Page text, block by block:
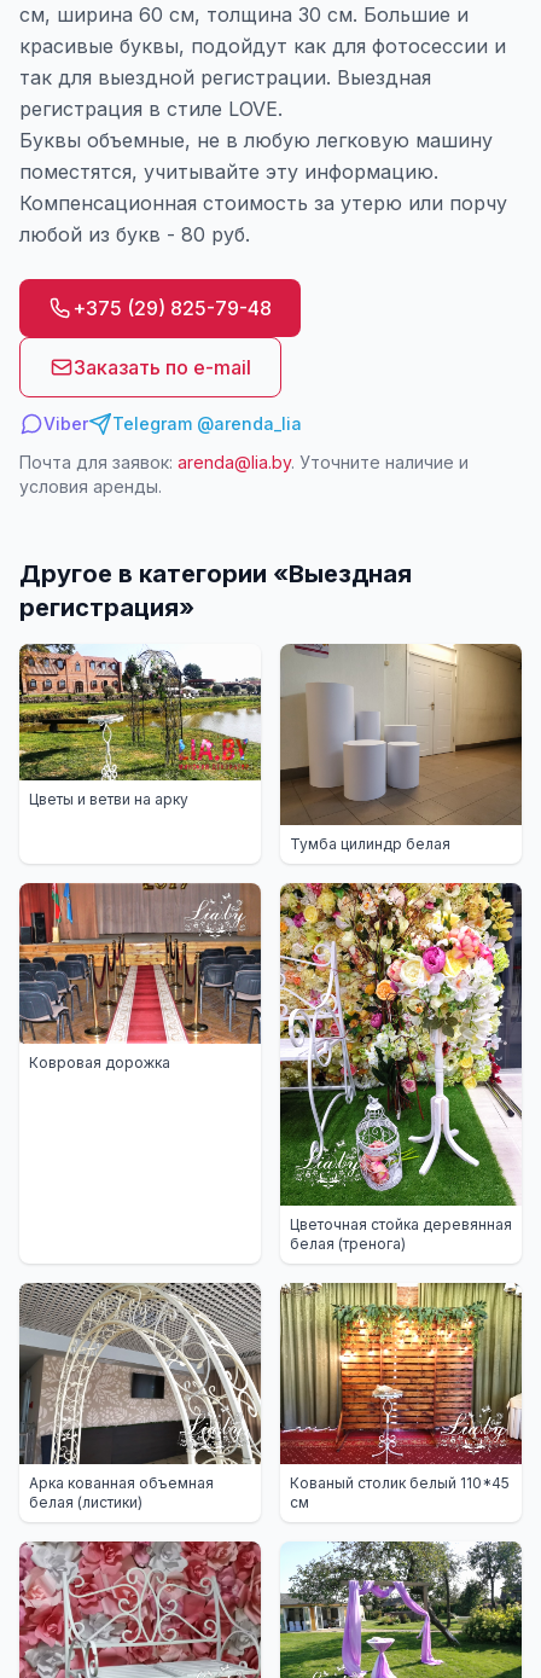
см, ширина 60 см, толщина 30 см. Большие и
красивые буквы, подойдут как для фотосессии и
так для выездной регистрации. Выездная
регистрация в стиле LOVE.
Буквы объемные, не в любую легковую машину
поместятся, учитывайте эту информацию.
Компенсационная стоимость за утерю или порчу
любой из букв - 80 руб.
+375 (29) 825-79-48
Заказать по e-mail
Viber
Telegram @arenda_lia
Почта для заявок: arenda@lia.by. Уточните наличие и
условия аренды.
Другое в категории «Выездная
регистрация»
Цветы и ветви на арку
Тумба цилиндр белая
Ковровая дорожка
Цветочная стойка деревянная
белая (тренога)
Арка кованная объемная
белая (листики)
Кованый столик белый 110*45
см